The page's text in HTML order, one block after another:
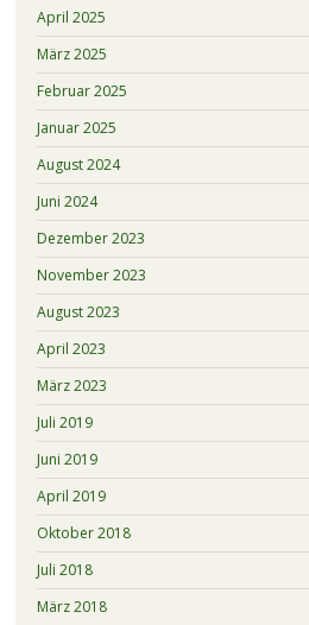
April 2025
März 2025
Februar 2025
Januar 2025
August 2024
Juni 2024
Dezember 2023
November 2023
August 2023
April 2023
März 2023
Juli 2019
Juni 2019
April 2019
Oktober 2018
Juli 2018
März 2018